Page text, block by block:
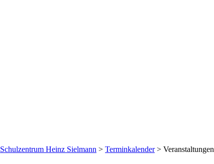
Schulzentrum Heinz Sielmann > Terminkalender> Veranstaltungen